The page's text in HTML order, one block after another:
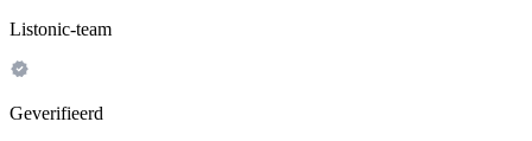
Listonic-team
Geverifieerd